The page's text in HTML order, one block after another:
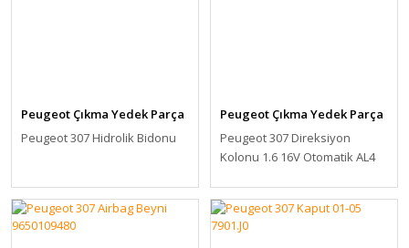
Peugeot Çıkma Yedek Parça
Peugeot 307 Hidrolik Bidonu
Peugeot Çıkma Yedek Parça
Peugeot 307 Direksiyon
Kolonu 1.6 16V Otomatik AL4